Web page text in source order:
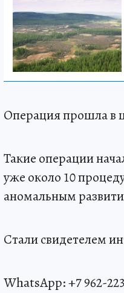
Операция прошла в
Такие операции
уже около 10
аномальным
Стали свидетелем
WhatsApp: +7 962-